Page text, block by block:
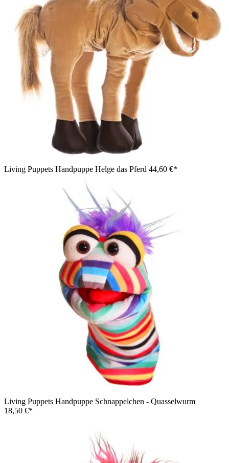
Living Puppets Handpuppe Helge das Pferd 44,60 €*
Living Puppets Handpuppe Schnappelchen - Quasselwurm
18,50 €*